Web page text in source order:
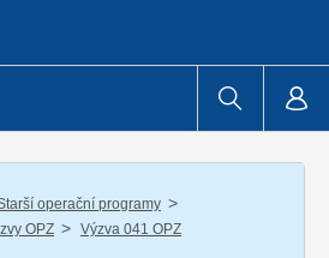
operační programy /
OPZ / Výzva 041 OPZ